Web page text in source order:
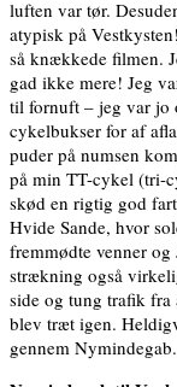
luften var tør.
atypisk på
så knækkede filmen.
gad ikke mere! Jeg
til fornuft – jeg var jo
cykelbukser for af
puder på numsen
på min TT-cykel (tri-
skød en rigtig god
Hvide Sande, hvor
fremmødte venner
strækning også
side og tung trafik fra
blev træt igen.
gennem Nymindegab.